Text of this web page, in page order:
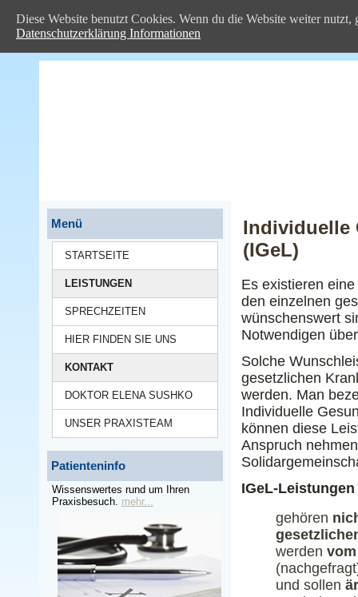
Menü
STARTSEITE
LEISTUNGEN
SPRECHZEITEN
HIER FINDEN SIE UNS
KONTAKT
DOKTOR ELENA SUSHKO
UNSER PRAXISTEAM
Patienteninfo
Wissenswertes rund um Ihren
Praxisbesuch. mehr...
Individuelle
(IGeL)
Es existieren
den einzelnen
wünschenswert
Notwendigen
Solche
gesetzlichen
werden. Man
Individuelle
können diese
Anspruch
IGeL-Leistungen
gehören
werden
und sollen
Diese Website benutzt Cookies. Wenn du die Website weiter
Datenschutzerklärung Informationen